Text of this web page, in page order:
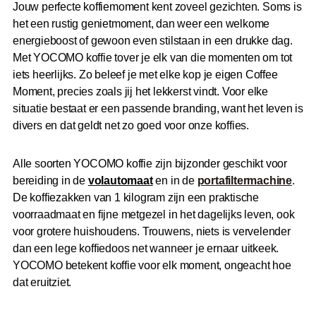
Jouw perfecte koffiemoment kent zoveel gezichten. Soms is
het een rustig genietmoment, dan weer een welkome
energieboost of gewoon even stilstaan in een drukke dag.
Met YOCOMO koffie tover je elk van die momenten om tot
iets heerlijks. Zo beleef je met elke kop je eigen Coffee
Moment, precies zoals jij het lekkerst vindt. Voor elke
situatie bestaat er een passende branding, want het leven is
divers en dat geldt net zo goed voor onze koffies.
Alle soorten YOCOMO koffie zijn bijzonder geschikt voor
bereiding in de volautomaaten in de portafiltermachine.
De koffiezakken van 1 kilogram zijn een praktische
voorraadmaat en fijne metgezel in het dagelijks leven, ook
voor grotere huishoudens. Trouwens, niets is vervelender
dan een lege koffiedoos net wanneer je ernaar uitkeek.
YOCOMO betekent koffie voor elk moment, ongeacht hoe
dat eruitziet.